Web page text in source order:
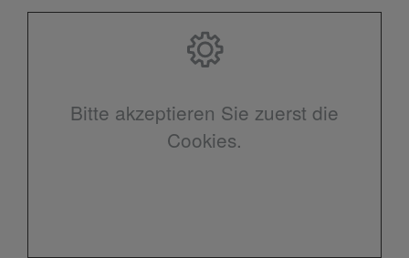
Bitte akzeptieren Sie zuerst die
Cookies.